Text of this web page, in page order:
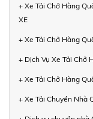
+ Xe Tải Chở Hàng
XE
+ Xe Tải Chở Hàng
+ Dịch Vụ Xe Tải Chở
+ Xe Tải Chở Hàng
+ Xe Tải Chuyển Nhà